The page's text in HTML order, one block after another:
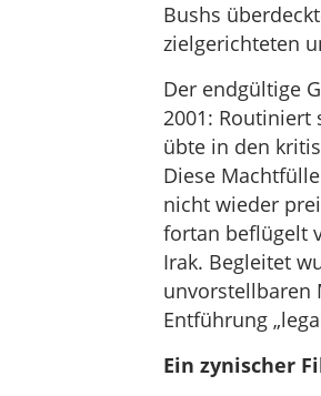
Bushs
zielgerichteten
Der endgültige
2001: Routiniert
übte in den
Diese
nicht wieder
fortan beflügelt
Irak. Begleitet
unvorstellbaren
Entführung
Ein zynischer